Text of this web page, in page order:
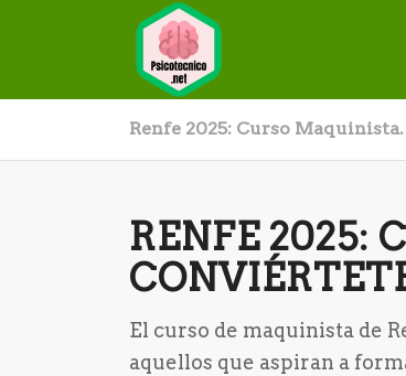
Renfe 2025: Curso
RENFE 2025:
El curso de maquinista de
aquellos que aspiran a